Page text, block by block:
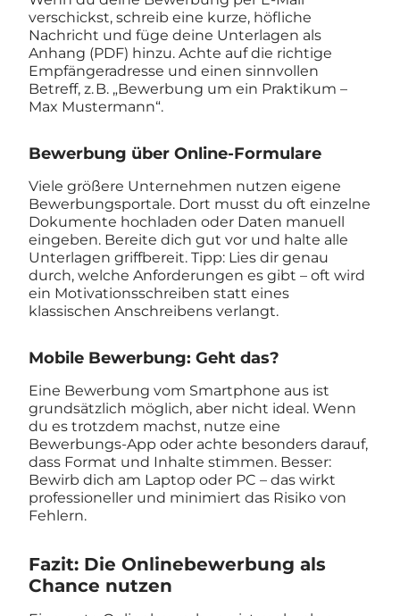
verschickst, schreib eine kurze, höfliche
Nachricht und füge deine Unterlagen als
Anhang (PDF) hinzu. Achte auf die richtige
Empfängeradresse und einen sinnvollen
Betreff, z. B. „Bewerbung um ein Praktikum –
Max Mustermann“.
Bewerbung über Online-Formulare
Viele größere Unternehmen nutzen eigene
Bewerbungsportale. Dort musst du oft einzelne
Dokumente hochladen oder Daten manuell
eingeben. Bereite dich gut vor und halte alle
Unterlagen griffbereit. Tipp: Lies dir genau
durch, welche Anforderungen es gibt – oft wird
ein Motivationsschreiben statt eines
klassischen Anschreibens verlangt.
Mobile Bewerbung: Geht das?
Eine Bewerbung vom Smartphone aus ist
grundsätzlich möglich, aber nicht ideal. Wenn
du es trotzdem machst, nutze eine
Bewerbungs-App oder achte besonders darauf,
dass Format und Inhalte stimmen. Besser:
Bewirb dich am Laptop oder PC – das wirkt
professioneller und minimiert das Risiko von
Fehlern.
Fazit: Die Onlinebewerbung als
Chance nutzen